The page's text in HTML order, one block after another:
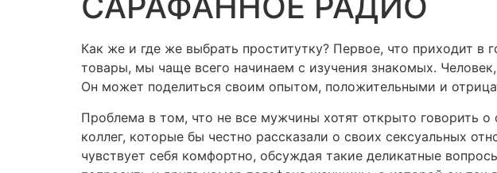
Как же и где же выбрать проститутку? Первое, что приходит
товары, мы чаще всего начинаем с изучения знакомых.
Он может поделиться своим опытом, положительными и
Проблема в том, что не все мужчины хотят открыто говорить
коллег, которые бы честно рассказали о своих сексуальных
чувствует себя комфортно, обсуждая такие деликатные